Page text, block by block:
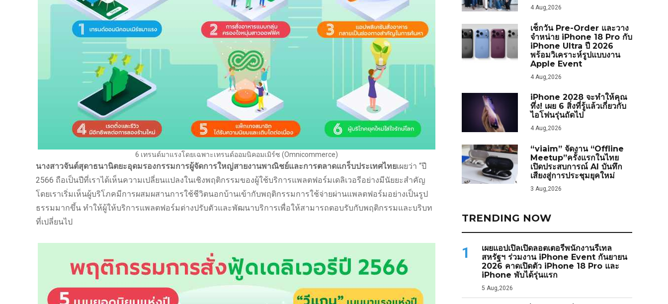
6 เทรนด์มาแรงโดยเฉพาะเทรนด์ออมนิคอมเมิร์ซ (Omnicommerce)
นางสาวจันต์สุดาธนานิตยะอุดมรองกรรมการผู้จัดการใหญ่สายงานพาณิชย์และการตลาดแกร็บประเทศไทยเผยว่า “ปี
2566 ถือเป็นปีที่เราได้เห็นความเปลี่ยนแปลงในเชิงพฤติกรรมของผู้ใช้บริการแพลตฟอร์มเดลิเวอรีอย่างมีนัยยะสำคัญ
โดยเราเริ่มเห็นผู้บริโภคมีการผสมผสานการใช้ชีวิตนอกบ้านเข้ากับพฤติกรรมการใช้จ่ายผ่านแพลตฟอร์มอย่างเป็นรูป
ธรรมมากขึ้น ทำให้ผู้ให้บริการแพลตฟอร์มต่างปรับตัวและพัฒนาบริการเพื่อให้สามารถตอบรับกับพฤติกรรมและบริบท
ที่เปลี่ยนไป
4 Aug,2026
เช็กวัน Pre-Order และวาง
จำหน่าย iPhone 18 Pro กับ
iPhone Ultra ปี 2026
พร้อมวิเคราะห์รูปแบบงาน
Apple Event
4 Aug,2026
iPhone 2028 จะทำให้คุณ
ทึ่ง! เผย 6 สิ่งที่รู้แล้วเกี่ยวกับ
ไอโฟนรุ่นถัดไป
4 Aug,2026
“viaim” จัดงาน “Offline
Meetup”ครั้งแรกในไทย
เปิดประสบการณ์ AI บันทึก
เสียงสู่การประชุมยุคใหม่
3 Aug,2026
TRENDING NOW
1
เผยแอปเปิลเปิดลอตเตอรีพนักงานรีเทล
สหรัฐฯ ร่วมงาน iPhone Event กันยายน
2026 คาดเปิดตัว iPhone 18 Pro และ
iPhone พับได้รุ่นแรก
5 Aug,2026